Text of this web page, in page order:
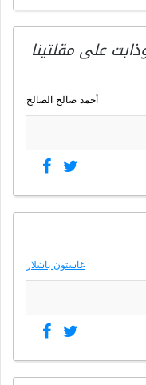
على مقلتينا
أحمد صالح الصالح
غاستون باشلار